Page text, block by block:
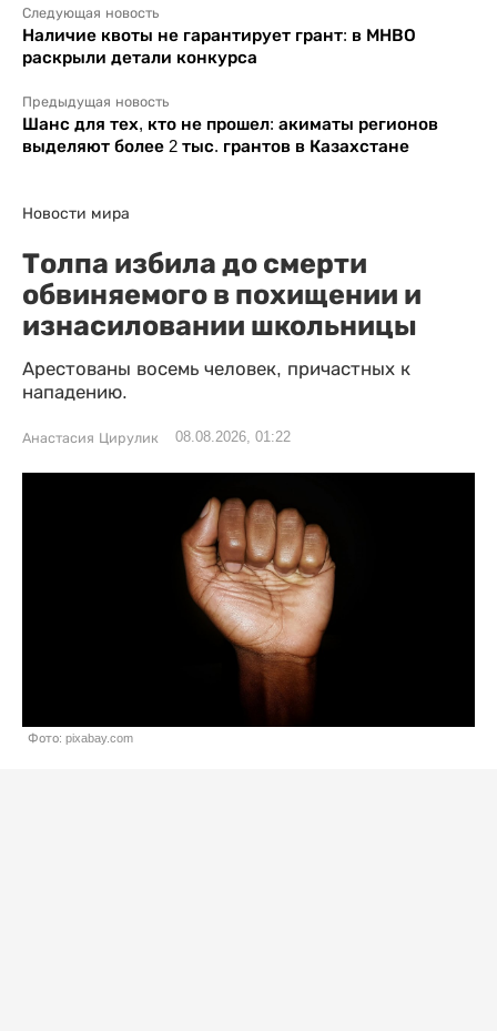
Следующая новость
Наличие квоты не гарантирует грант: в МНВО
раскрыли детали конкурса
Предыдущая новость
Шанс для тех, кто не прошел: акиматы регионов
выделяют более 2 тыс. грантов в Казахстане
Новости мира
Толпа избила до смерти
обвиняемого в похищении и
изнасиловании школьницы
Арестованы восемь человек, причастных к
нападению.
Анастасия Цирулик 08.08.2026, 01:22
Фото: pixabay.com